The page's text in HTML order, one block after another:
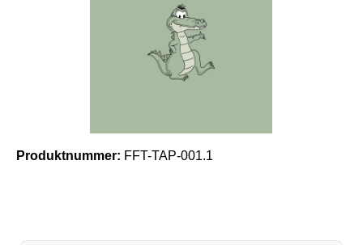
Produktnummer: FFT-TAP-001.1